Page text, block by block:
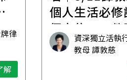
活
解
居住規劃全攻
林黛羚